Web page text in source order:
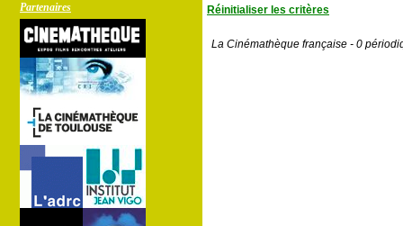
Partenaires
Réinitialiser les critères
La Cinémathèque française - 0